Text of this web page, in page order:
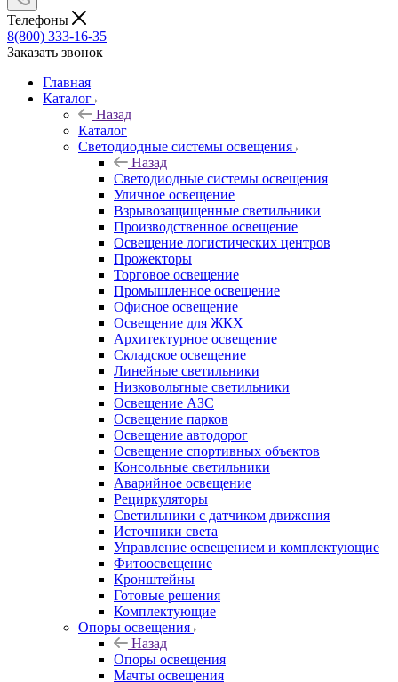
Телефоны
8(800) 333-16-35
Заказать звонок
Главная
Каталог
Назад
Каталог
Светодиодные системы освещения
Назад
Светодиодные системы освещения
Уличное освещение
Взрывозащищенные светильники
Производственное освещение
Освещение логистических центров
Прожекторы
Торговое освещение
Промышленное освещение
Офисное освещение
Освещение для ЖКХ
Архитектурное освещение
Складское освещение
Линейные светильники
Низковольтные светильники
Освещение АЗС
Освещение парков
Освещение автодорог
Освещение спортивных объектов
Консольные светильники
Аварийное освещение
Рециркуляторы
Светильники с датчиком движения
Источники света
Управление освещением и комплектующие
Фитоосвещение
Кронштейны
Готовые решения
Комплектующие
Опоры освещения
Назад
Опоры освещения
Мачты освещения